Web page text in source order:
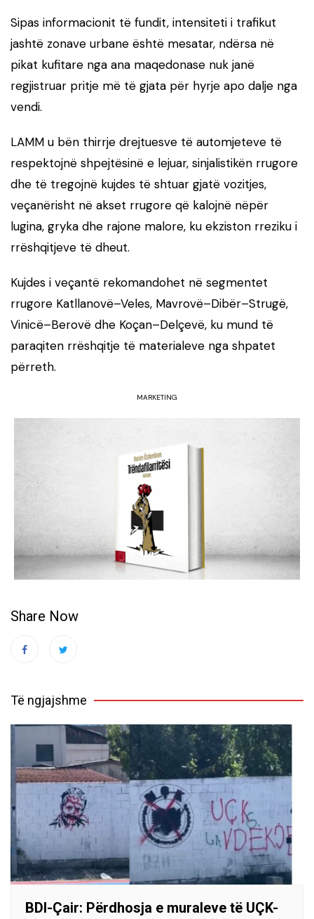
Sipas informacionit të fundit, intensiteti i trafikut
jashtë zonave urbane është mesatar, ndërsa në
pikat kufitare nga ana maqedonase nuk janë
regjistruar pritje më të gjata për hyrje apo dalje nga
vendi.
LAMM u bën thirrje drejtuesve të automjeteve të
respektojnë shpejtësinë e lejuar, sinjalistikën rrugore
dhe të tregojnë kujdes të shtuar gjatë vozitjes,
veçanërisht në akset rrugore që kalojnë nëpër
lugina, gryka dhe rajone malore, ku ekziston rreziku i
rrëshqitjeve të dheut.
Kujdes i veçantë rekomandohet në segmentet
rrugore Katllanovë–Veles, Mavrovë–Dibër–Strugë,
Vinicë–Berovë dhe Koçan–Delçevë, ku mund të
paraqiten rrëshqitje të materialeve nga shpatet
përreth.
MARKETING
Share Now
Të ngjajshme
BDI-Çair: Përdhosja e muraleve të UÇK-